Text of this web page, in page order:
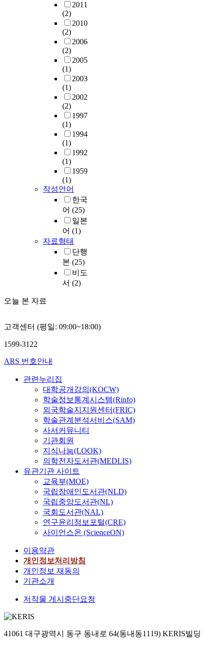
2011
(2)
2010
(2)
2006
(2)
2005
(1)
2003
(1)
2002
(2)
1997
(1)
1994
(1)
1992
(1)
1959
(1)
작성언어
한국
어 (25)
일본
어 (1)
자료형태
단행
본 (25)
비도
서 (2)
오늘 본 자료
고객센터 (평일: 09:00~18:00)
1599-3122
ARS 번호안내
관련누리집
대학공개강의(KOCW)
학술정보통계시스템(Rinfo)
외국학술지지원센터(FRIC)
학술관계분석서비스(SAM)
사서커뮤니티
기관회원
지식나눔(LOOK)
의학전자도서관(MEDLIS)
유관기관 사이트
교육부(MOE)
국립장애인도서관(NLD)
국립중앙도서관(NL)
국회도서관(NAL)
연구윤리정보포털(CRE)
사이언스온 (ScienceON)
이용약관
개인정보처리방침
개인정보 재동의
기관소개
저작물 게시중단요청
41061 대구광역시 동구 동내로 64(동내동1119) KERIS빌딩